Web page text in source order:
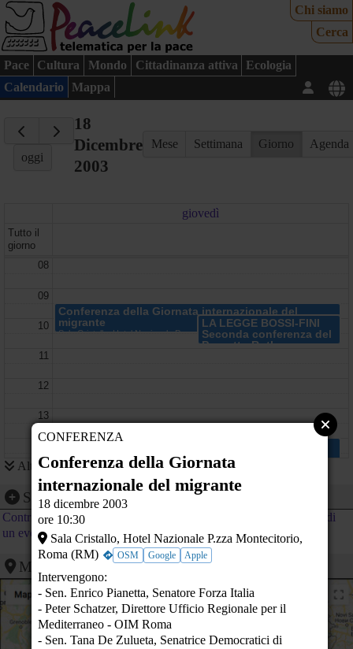
Chi siamo
Cerca
Pace Cultura Mondo Cittadinanza attiva
Ecologia
Calendario
Mappa
oggi
18
Dicembre
2003
Mese Settimana Giorno Agenda
giovedì
Tutto il
giorno
08
09
10
11
12
13
16
17
19
20
Conferenza della Giornata internazionale del
migrante
Sala Cristallo, Hotel Nazionale P.zza Montecitorio - Roma (RM)
LA LEGGE BOSSI-FINI
Seconda conferenza del
Progetto Ruth
censura nell'informazione
Ca' Foscari Aula 2 Fondamenta Briati - Venezia (VE)
Altri eventi
Segnalazione evento
Contribuisci al calendario di PeaceLink inviando la segnalazione di
un evento
Mappa
CONFERENZA
Conferenza della Giornata
internazionale del migrante
18 dicembre 2003
ore 10:30
Sala Cristallo, Hotel Nazionale P.zza Montecitorio,
Roma (RM)
OSM Google Apple
Intervengono:
- Sen. Enrico Pianetta, Senatore Forza Italia
- Peter Schatzer, Direttore Ufficio Regionale per il
Mediterraneo - OIM Roma
- Sen. Tana De Zulueta, Senatrice Democratici di